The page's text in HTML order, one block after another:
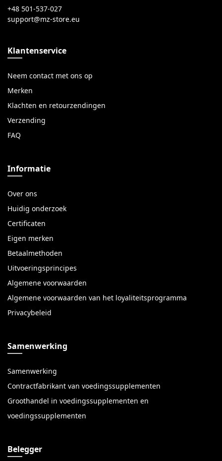
+48 501-537-027
Klantenservice
Neem contact met ons op
Merken
Klachten en retourzendingen
Verzending
FAQ
Informatie
Over ons
Huidig onderzoek
Certificaten
Eigen merken
Betaalmethoden
Uitvoeringsprincipes
Algemene voorwaarden
Algemene voorwaarden van het loyaliteitsprogramma
Privacybeleid
Samenwerking
Samenwerking
Contractfabrikant van voedingssupplementen
Groothandel in voedingssupplementen en
voedingssupplementen
Belegger